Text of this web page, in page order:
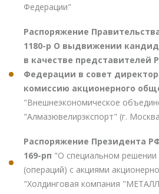
Федерации"
Распоряжение
1180-р О выдвижении
в качестве представителей
Федерации в совет
комиссию акционерного
"Внешнеэкономическое
"Алмазювелирэкспорт" (г.
Распоряжение Президента РФ
169-рп "О специальном решении
(операций) с акциями
"Холдинговая компания